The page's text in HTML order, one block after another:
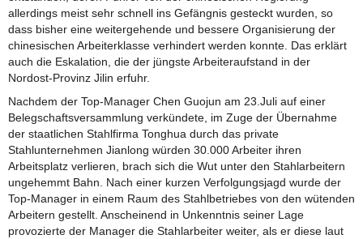
allerdings meist sehr schnell ins Gefängnis gesteckt wurden, so
dass bisher eine weitergehende und bessere Organisierung der
chinesischen Arbeiterklasse verhindert werden konnte. Das erklärt
auch die Eskalation, die der jüngste Arbeiteraufstand in der
Nordost-Provinz Jilin erfuhr.
Nachdem der Top-Manager Chen Guojun am 23.Juli auf einer
Belegschaftsversammlung verkündete, im Zuge der Übernahme
der staatlichen Stahlfirma Tonghua durch das private
Stahlunternehmen Jianlong würden 30.000 Arbeiter ihren
Arbeitsplatz verlieren, brach sich die Wut unter den Stahlarbeitern
ungehemmt Bahn. Nach einer kurzen Verfolgungsjagd wurde der
Top-Manager in einem Raum des Stahlbetriebes von den wütenden
Arbeitern gestellt. Anscheinend in Unkenntnis seiner Lage
provozierte der Manager die Stahlarbeiter weiter, als er diese laut